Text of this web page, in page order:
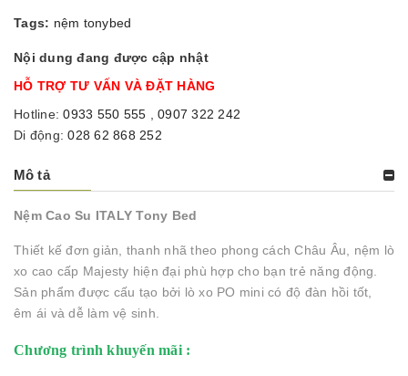
Tags: nệm tonybed
Nội dung đang được cập nhật
HỖ TRỢ TƯ VẤN VÀ ĐẶT HÀNG
Hotline:0933 550 555
0907 322 242
Di động:028 62 868 252
Mô tả
Nệm Cao Su ITALY Tony Bed
Thiết kế đơn giản, thanh nhã theo phong cách Châu Âu, nệm lò
xo cao cấp Majesty hiện đại phù hợp cho bạn trẻ năng động.
Sản phẩm được cấu tạo bởi lò xo PO mini có độ đàn hồi tốt,
êm ái và dễ làm vệ sinh.
Chương trình khuyến mãi :